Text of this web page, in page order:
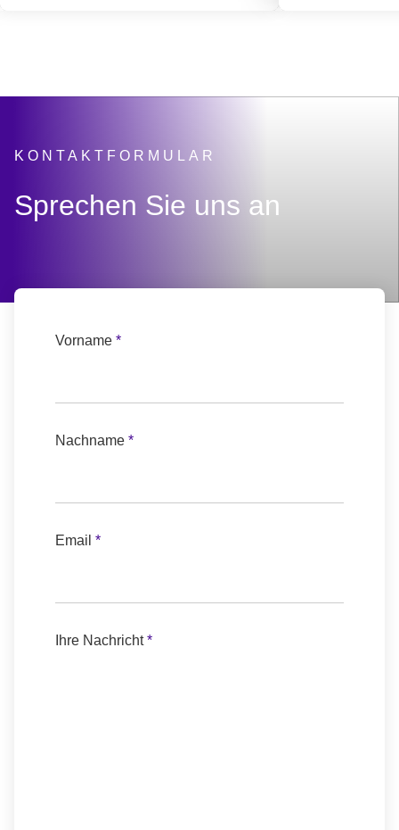
KONTAKTFORMULAR
:
Sprechen Sie uns an
Vorname*
Nachname*
Email*
Nachricht
Ihre Nachricht*